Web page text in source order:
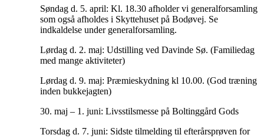
Søndag d. 5. april: Kl. 18.30 afholder vi generalforsamling
som også afholdes i Skyttehuset på Bodøvej. Se
indkaldelse under generalforsamling.
Lørdag d. 2. maj: Udstilling ved Davinde Sø. (Familiedag
med mange aktiviteter)
Lørdag d. 9. maj: Præmieskydning kl 10.00. (God træning
inden bukkejagten)
30. maj – 1. juni: Livsstilsmesse på Boltinggård Gods
Torsdag d. 7. juni: Sidste tilmelding til efterårsprøven for